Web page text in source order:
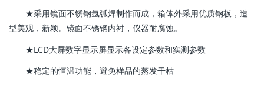
★采用镜面不锈钢氩弧焊制作而成，箱体外采用优质钢板，造
型美观，新颖。镜面不锈钢内衬，仪器耐腐蚀。
★LCD大屏数字显示屏显示各设定参数和实测参数
★稳定的恒温功能，避免样品的蒸发干枯